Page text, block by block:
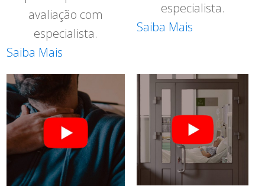
avaliação com
especialista.
Saiba Mais
especialista.
Saiba Mais